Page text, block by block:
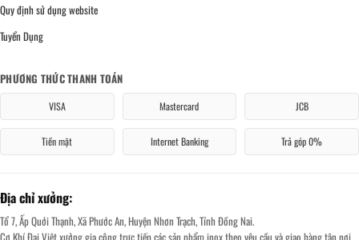
Quy định sử dụng website
Tuyển Dụng
PHƯƠNG THỨC THANH TOÁN
VISA Mastercard JCB
Tiền mặt Internet Banking Trả góp 0%
Địa chỉ xưởng:
Tổ 7, Ấp Quới Thạnh, Xã Phước An, Huyện Nhơn Trạch, Tỉnh Đồng Nai.
Cơ Khí Đại Việt xưởng gia công trực tiếp các sản phẩm inox theo yêu cầu và giao hàng tận nơi.